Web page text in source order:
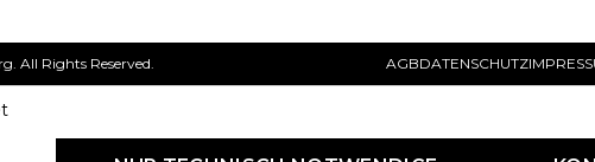
All Rights Reserved. AGBDATENSCHUTZ